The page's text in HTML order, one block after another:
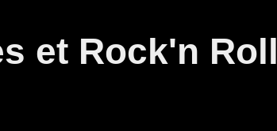
et Rock'n Roll